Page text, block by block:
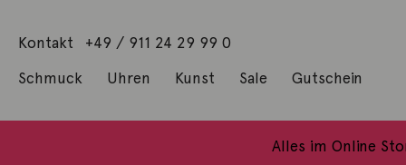
Kontakt +49 / 911 24 29 99 0
Schmuck Uhren Kunst Sale Gutschein
Alles im Online